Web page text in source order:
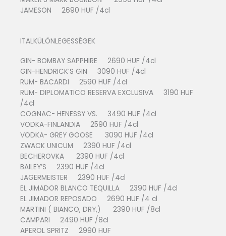
JAMESON 2690 HUF /4cl
ITALKÜLÖNLEGESSÉGEK
GIN- BOMBAY SAPPHIRE 2690 HUF /4cl
GIN-HENDRICK’S GIN 3090 HUF /4cl
RUM- BACARDI 2590 HUF /4cl
RUM- DIPLOMATICO RESERVA EXCLUSIVA 3190 HUF
/4cl
COGNAC- HENESSY VS. 3490 HUF /4cl
VODKA-FINLANDIA 2590 HUF /4cl
VODKA- GREY GOOSE 3090 HUF /4cl
ZWACK UNICUM 2390 HUF /4cl
BECHEROVKA 2390 HUF /4cl
BAILEY’S 2390 HUF /4cl
JAGERMEISTER 2390 HUF /4cl
EL JIMADOR BLANCO TEQUILLA 2390 HUF /4cl
EL JIMADOR REPOSADO 2690 HUF /4 cl
MARTINI ( BIANCO, DRY,) 2390 HUF /8cl
CAMPARI 2490 HUF /8cl
APEROL SPRITZ 2990 HUF